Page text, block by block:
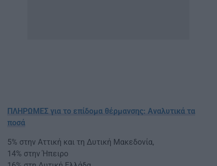
ΠΛΗΡΩΜΕΣ για το επίδομα θέρμανσης: Αναλυτικά τα
ποσά
5% στην Αττική και τη Δυτική Μακεδονία,
14% στην Ήπειρο